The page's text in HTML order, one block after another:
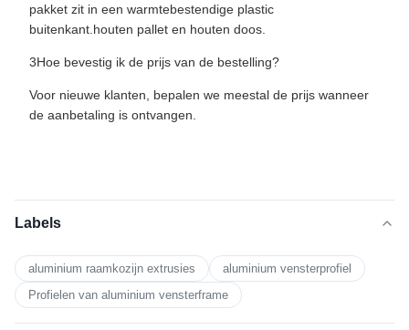
pakket zit in een warmtebestendige plastic
buitenkant.houten pallet en houten doos.
3Hoe bevestig ik de prijs van de bestelling?
Voor nieuwe klanten, bepalen we meestal de prijs wanneer
de aanbetaling is ontvangen.
Labels
aluminium raamkozijn extrusies
aluminium vensterprofiel
Profielen van aluminium vensterframe